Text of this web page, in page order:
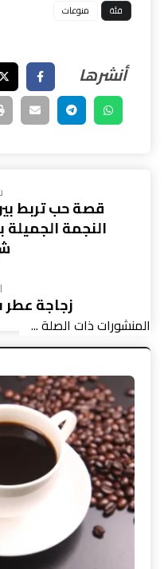
فئة
منوعات
قصة حب تربط
النجمة
زجاجة عطر ب200 الف
المنشورات ذات الصلة ...